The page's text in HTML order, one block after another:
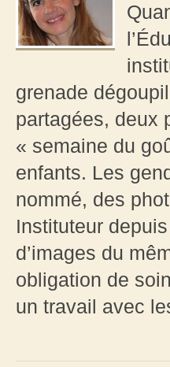
grenade
partagées, deux
« semaine du
enfants. Les
nommé, des
Instituteur
d’images du
obligation de
un travail avec